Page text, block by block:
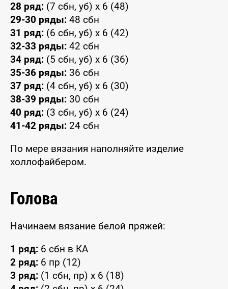
28 ряд: (7 сбн, уб) x 6 (48)
29-30 ряды: 48 сбн
31 ряд: (6 сбн, уб) x 6 (42)
32-33 ряды: 42 сбн
34 ряд: (5 сбн, уб) x 6 (36)
35-36 ряды: 36 сбн
37 ряд: (4 сбн, уб) x 6 (30)
38-39 ряды: 30 сбн
40 ряд: (3 сбн, уб) x 6 (24)
41-42 ряды: 24 сбн
По мере вязания наполняйте изделие
холлофайбером.
Голова
Начинаем вязание белой пряжей:
1 ряд: 6 сбн в КА
2 ряд: 6 пр (12)
3 ряд: (1 сбн, пр) x 6 (18)